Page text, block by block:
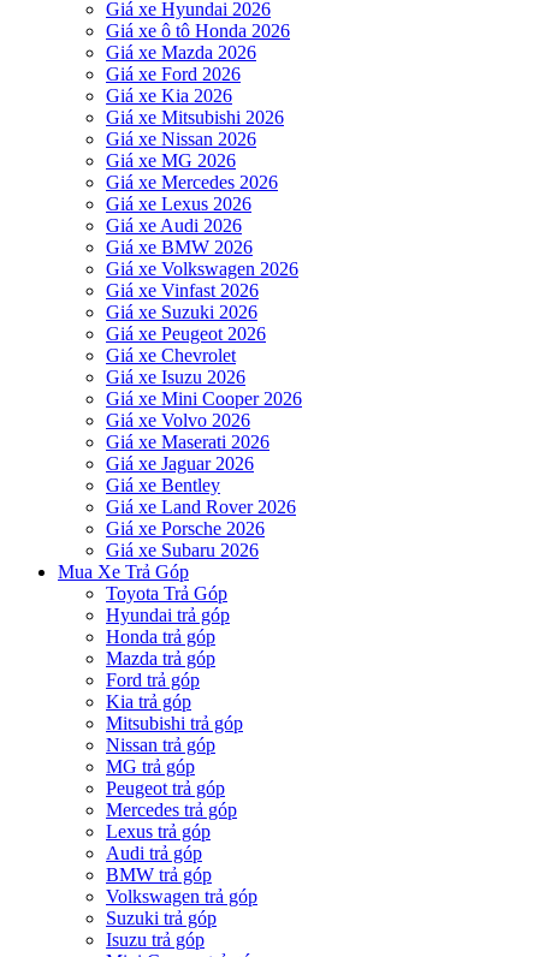
Giá xe Hyundai 2026
Giá xe ô tô Honda 2026
Giá xe Mazda 2026
Giá xe Ford 2026
Giá xe Kia 2026
Giá xe Mitsubishi 2026
Giá xe Nissan 2026
Giá xe MG 2026
Giá xe Mercedes 2026
Giá xe Lexus 2026
Giá xe Audi 2026
Giá xe BMW 2026
Giá xe Volkswagen 2026
Giá xe Vinfast 2026
Giá xe Suzuki 2026
Giá xe Peugeot 2026
Giá xe Chevrolet
Giá xe Isuzu 2026
Giá xe Mini Cooper 2026
Giá xe Volvo 2026
Giá xe Maserati 2026
Giá xe Jaguar 2026
Giá xe Bentley
Giá xe Land Rover 2026
Giá xe Porsche 2026
Giá xe Subaru 2026
Mua Xe Trả Góp
Toyota Trả Góp
Hyundai trả góp
Honda trả góp
Mazda trả góp
Ford trả góp
Kia trả góp
Mitsubishi trả góp
Nissan trả góp
MG trả góp
Peugeot trả góp
Mercedes trả góp
Lexus trả góp
Audi trả góp
BMW trả góp
Volkswagen trả góp
Suzuki trả góp
Isuzu trả góp